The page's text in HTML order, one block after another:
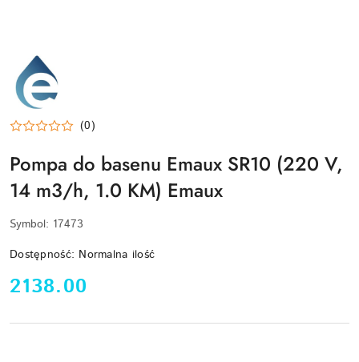
EMAUX-
LOGO
(0)
Pompa do basenu Emaux SR10 (220 V,
14 m3/h, 1.0 KM) Emaux
Symbol: 17473
Dostępność: Normalna ilość
cena:
2138.00